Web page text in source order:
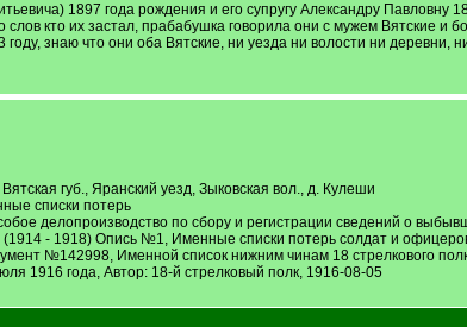
1897 года рождения и его супругу Александру Павловну
кто их застал, прабабушка говорила они с мужем Вятские и
знаю что они оба Вятские, ни уезда ни волости ни
губ., Яранский уезд, Зыковская вол., д. Кулеши
списки потерь
делопроизводство по сбору и регистрации сведений о
- 1918) Опись №1, Именные списки потерь солдат и
№142998, Именной список нижним чинам 18 стрелкового
1916 года, Автор: 18-й стрелковый полк, 1916-08-05